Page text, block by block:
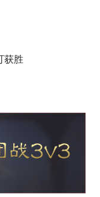
获胜